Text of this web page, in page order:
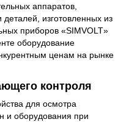
аппаратов,
изготовленных из
приборов «SIMVOLT»
оборудование
ценам на рынке
контроля
для осмотра
и оборудования при